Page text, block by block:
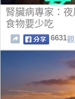
腎臟病專家：
食物要少吃
6631